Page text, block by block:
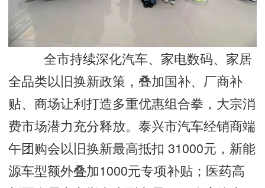
全市持续深化汽车、家电数码、家居
全品类以旧换新政策，叠加国补、厂商补
贴、商场让利打造多重优惠组合拳，大宗消
费市场潜力充分释放。泰兴市汽车经销商端
午团购会以旧换新最高抵扣 31000元，新能
源车型额外叠加1000元专项补贴；医药高